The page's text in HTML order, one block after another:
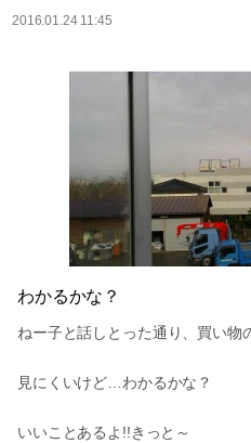
2016.01.24 11:45
わかるかな？
ねー子と話しとった通り、買い物
見にくいけど…わかるかな？
いいことあるよ!!きっと～